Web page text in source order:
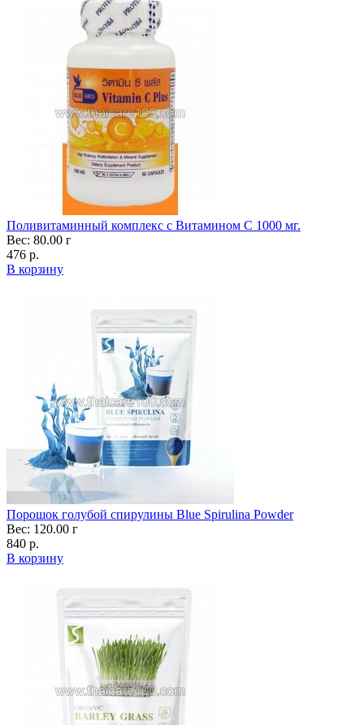
Поливитаминный комплекс с Витамином С 1000 мг.
Вес: 80.00 г
476 р.
В корзину
Порошок голубой спирулины Blue Spirulina Powder
Вес: 120.00 г
840 р.
В корзину